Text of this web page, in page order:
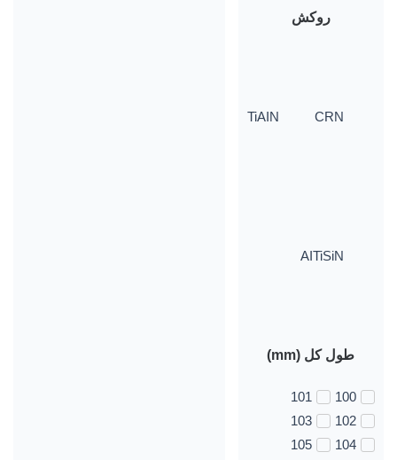
روکش
CRN
TiAIN
AITiSiN
طول کل (mm)
100
101
102
103
104
105